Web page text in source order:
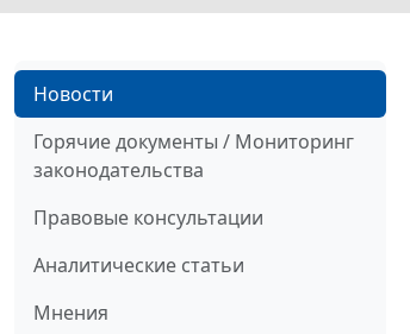
Новости
Горячие документы / Мониторинг
законодательства
Правовые консультации
Аналитические статьи
Мнения